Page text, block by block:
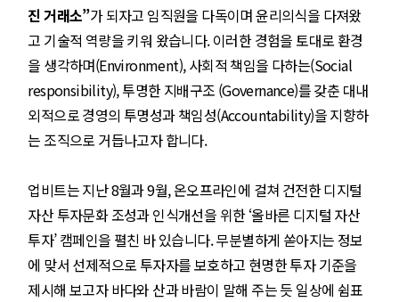
진 거래소”가 되자고 임직원을 다독이며 윤리의식을 다져왔
고 기술적 역량을 키워 왔습니다. 이러한 경험을 토대로 환경
을 생각하며(Environment), 사회적 책임을 다하는(Social
responsibility), 투명한 지배구조 (Governance)를 갖춘 대내
외적으로 경영의 투명성과 책임성(Accountability)을 지향하
는 조직으로 거듭나고자 합니다.
업비트는 지난 8월과 9월, 온오프라인에 걸쳐 건전한 디지털
자산 투자문화 조성과 인식개선을 위한 ‘올바른 디지털 자산
투자’ 캠페인을 펼친 바 있습니다. 무분별하게 쏟아지는 정보
에 맞서 선제적으로 투자자를 보호하고 현명한 투자 기준을
제시해 보고자 바다와 산과 바람이 말해 주는 듯 일상에 쉼표